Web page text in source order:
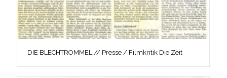
DIE BLECHTROMMEL // Presse / Filmkritik Die Zeit